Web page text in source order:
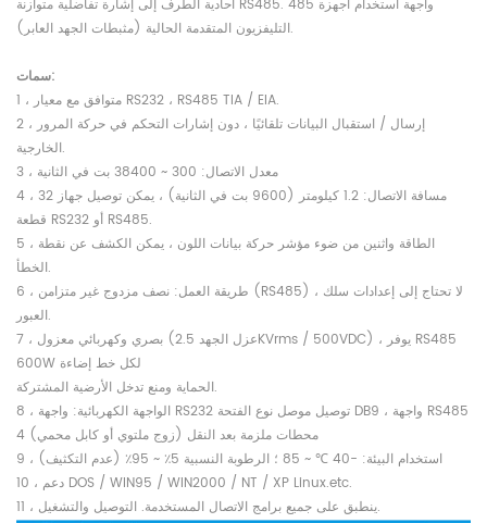
أحادية الطرف إلى إشارة تفاضلية متوازنة RS485. 485 واجهة استخدام أجهزة
التليفزيون المتقدمة الحالية (مثبطات الجهد العابر).
سمات:
1 ، متوافق مع معيار RS232 ، RS485 TIA / EIA.
2 ، إرسال / استقبال البيانات تلقائيًا ، دون إشارات التحكم في حركة المرور
الخارجية.
3 ، معدل الاتصال: 300 ~ 38400 بت في الثانية
4 ، مسافة الاتصال: 1.2 كيلومتر (9600 بت في الثانية) ، يمكن توصيل جهاز 32
قطعة RS232 أو RS485.
5 ، الطاقة واثنين من ضوء مؤشر حركة بيانات اللون ، يمكن الكشف عن نقطة
الخطأ.
6 ، طريقة العمل: نصف مزدوج غير متزامن (RS485) ، لا تحتاج إلى إعدادات سلك
العبور.
7 ، بصري وكهربائي معزول (عزل الجهد 2.5KVrms / 500VDC) ، يوفر RS485
600W لكل خط إضاءة
الحماية ومنع تدخل الأرضية المشتركة.
8 ، الواجهة الكهربائية: واجهة RS232 توصيل موصل نوع الفتحة DB9 ، واجهة RS485
4 محطات ملزمة بعد النقل (زوج ملتوي أو كابل محمي)
9 ، استخدام البيئة: -40 ℃ ~ 85 ؛ الرطوبة النسبية 5٪ ~ 95٪ (عدم التكثيف)
10 ، دعم DOS / WIN95 / WIN2000 / NT / XP Linux.etc.
11 ، ينطبق على جميع برامج الاتصال المستخدمة. التوصيل والتشغيل.